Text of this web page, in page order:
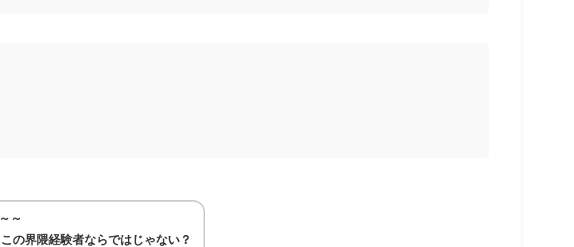
～
の界隈経験者ならではじゃない？